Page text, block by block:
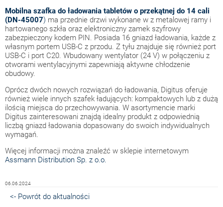
Mobilna szafka do ładowania tabletów o przekątnej do 14 cali
(DN-45007) ma przednie drzwi wykonane w z metalowej ramy i
hartowanego szkła oraz elektroniczny zamek szyfrowy
zabezpieczony kodem PIN. Posiada 16 gniazd ładowania, każde z
własnym portem USB-C z przodu. Z tyłu znajduje się również port
USB-C i port C20. Wbudowany wentylator (24 V) w połączeniu z
otworami wentylacyjnymi zapewniają aktywne chłodzenie
obudowy.
Oprócz dwóch nowych rozwiązań do ładowania, Digitus oferuje
również wiele innych szafek ładujących: kompaktowych lub z dużą
ilością miejsca do przechowywania. W asortymencie marki
Digitus zainteresowani znajdą idealny produkt z odpowiednią
liczbą gniazd ładowania dopasowany do swoich indywidualnych
wymagań.
Więcej informacji można znaleźć w sklepie internetowym
Assmann Distribution Sp. z o.o.
06.06.2024
<- Powrót do aktualności